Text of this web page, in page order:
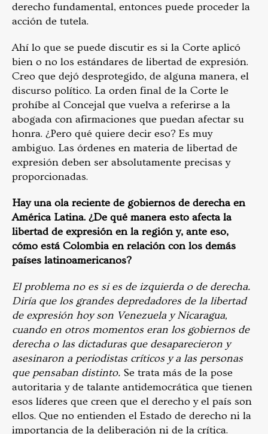
derecho fundamental, entonces puede proceder la
acción de tutela.
Ahí lo que se puede discutir es si la Corte aplicó
bien o no los estándares de libertad de expresión.
Creo que dejó desprotegido, de alguna manera, el
discurso político. La orden final de la Corte le
prohíbe al Concejal que vuelva a referirse a la
abogada con afirmaciones que puedan afectar su
honra. ¿Pero qué quiere decir eso? Es muy
ambiguo. Las órdenes en materia de libertad de
expresión deben ser absolutamente precisas y
proporcionadas.
Hay una ola reciente de gobiernos de derecha en
América Latina. ¿De qué manera esto afecta la
libertad de expresión en la región y, ante eso,
cómo está Colombia en relación con los demás
países latinoamericanos?
El problema no es si es de izquierda o de derecha.
Diría que los grandes depredadores de la libertad
de expresión hoy son Venezuela y Nicaragua,
cuando en otros momentos eran los gobiernos de
derecha o las dictaduras que desaparecieron y
asesinaron a periodistas críticos y a las personas
que pensaban distinto. Se trata más de la pose
autoritaria y de talante antidemocrática que tienen
esos líderes que creen que el derecho y el país son
ellos. Que no entienden el Estado de derecho ni la
importancia de la deliberación ni de la crítica.